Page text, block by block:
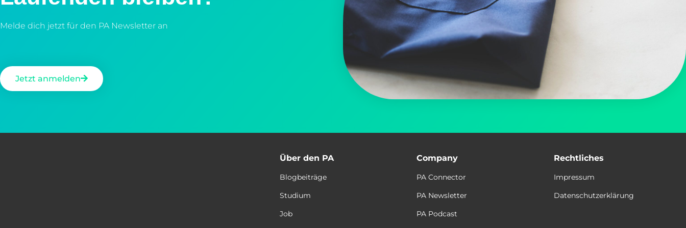
Melde dich jetzt für den PA Newsletter an
Jetzt anmelden
Über den PA
Blogbeiträge
Studium
Job
Company
PA Connector
PA Newsletter
PA Podcast
Rechtliches
Impressum
Datenschutzerklärung